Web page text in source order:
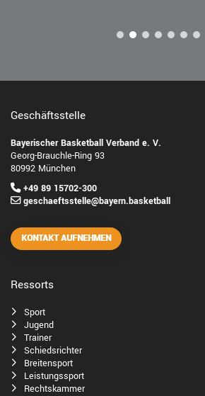
Geschäftsstelle
Bayerischer Basketball Verband e. V.
Georg-Brauchle-Ring 93
80992 München
+49 89 15702-300
geschaeftsstelle@bayern.basketball
KONTAKT AUFNEHMEN
Ressorts
Sport
Jugend
Trainer
Schiedsrichter
Breitensport
Leistungssport
Rechtskammer